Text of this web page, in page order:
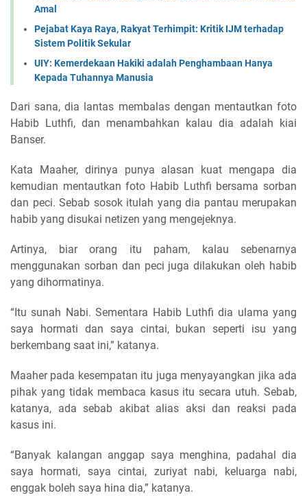
Amal
Pejabat Kaya Raya, Rakyat Terhimpit: Kritik IJM terhadap
Sistem Politik Sekular
UIY: Kemerdekaan Hakiki adalah Penghambaan Hanya
Kepada Tuhannya Manusia
Dari sana, dia lantas membalas dengan mentautkan foto
Habib Luthfi, dan menambahkan kalau dia adalah kiai
Banser.
Kata Maaher, dirinya punya alasan kuat mengapa dia
kemudian mentautkan foto Habib Luthfi bersama sorban
dan peci. Sebab sosok itulah yang dia pantau merupakan
habib yang disukai netizen yang mengejeknya.
Artinya, biar orang itu paham, kalau sebenarnya
menggunakan sorban dan peci juga dilakukan oleh habib
yang dihormatinya.
“Itu sunah Nabi. Sementara Habib Luthfi dia ulama yang
saya hormati dan saya cintai, bukan seperti isu yang
berkembang saat ini,” katanya.
Maaher pada kesempatan itu juga menyayangkan jika ada
pihak yang tidak membaca kasus itu secara utuh. Sebab,
katanya, ada sebab akibat alias aksi dan reaksi pada
kasus ini.
“Banyak kalangan anggap saya menghina, padahal dia
saya hormati, saya cintai, zuriyat nabi, keluarga nabi,
enggak boleh saya hina dia,” katanya.